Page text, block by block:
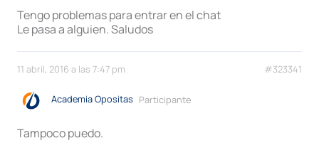
Tengo problemas para entrar en el chat
Le pasa a alguien. Saludos
11 abril, 2016 a las 7:47 pm #323341
Academia Opositas Participante
Tampoco puedo.